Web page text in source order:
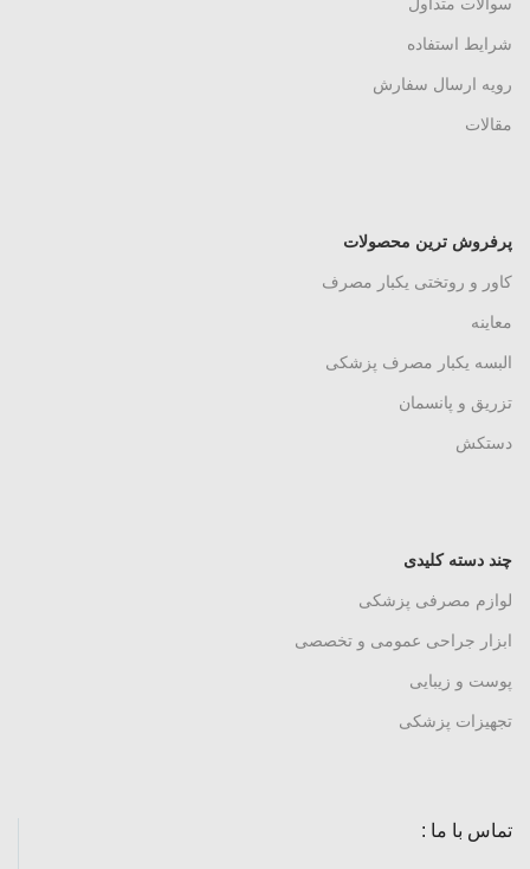
سوالات متداول
شرایط استفاده
رویه ارسال سفارش
مقالات
پرفروش ترین محصولات
کاور و روتختی یکبار مصرف
معاینه
البسه یکبار مصرف پزشکی
تزریق و پانسمان
دستکش
چند دسته کلیدی
لوازم مصرفی پزشکی
ابزار جراحی عمومی و تخصصی
پوست و زیبایی
تجهیزات پزشکی
تماس با ما :